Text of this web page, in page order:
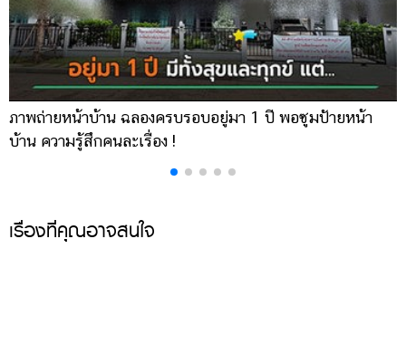
ภาพถ่ายหน้าบ้าน ฉลองครบรอบอยู่มา 1 ปี พอซูมป้ายหน้า
บ้าน ความรู้สึกคนละเรื่อง !
เรื่องที่คุณอาจสนใจ